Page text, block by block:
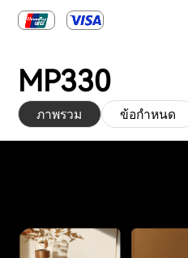
MP330
ภาพรวม ข้อกำหนด